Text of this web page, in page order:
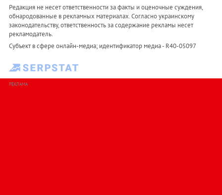
Редакция не несет ответственности за факты и оценочные суждения,
обнародованные в рекламных материалах. Согласно украинскому
законодательству, ответственность за содержание рекламы несет
рекламодатель.
Субъект в сфере онлайн-медиа; идентификатор медиа - R40-05097
РЕКЛАМА